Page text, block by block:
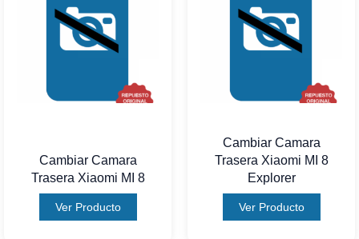
Cambiar Camara
Trasera Xiaomi MI 8
Ver Producto
Cambiar Camara
Trasera Xiaomi MI 8
Explorer
Ver Producto